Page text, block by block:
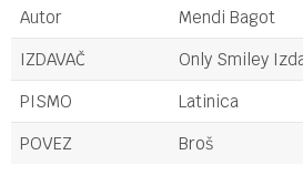
Autor
Mendi Bagot
IZDAVAČ
Only Smiley
PISMO
Latinica
POVEZ
Broš